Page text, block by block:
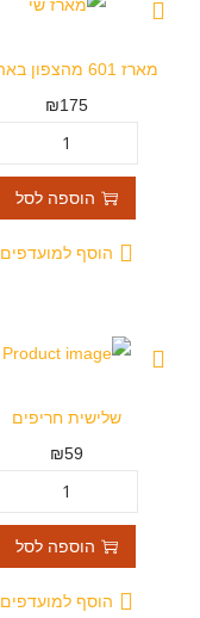
מארז 601 מהצפון באהבה
₪175
הוספה לסל
הוסף למועדפים
שלישית חריפים
₪59
הוספה לסל
הוסף למועדפים